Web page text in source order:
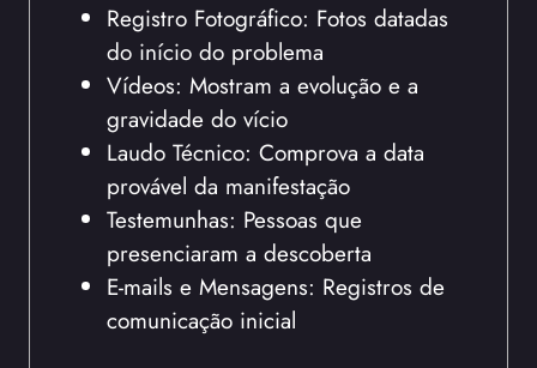
Registro Fotográfico: Fotos datadas
do início do problema
Vídeos: Mostram a evolução e a
gravidade do vício
Laudo Técnico: Comprova a data
provável da manifestação
Testemunhas: Pessoas que
presenciaram a descoberta
E-mails e Mensagens: Registros de
comunicação inicial